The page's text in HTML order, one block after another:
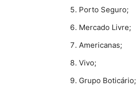
Porto Seguro;
Mercado Livre;
Americanas;
Vivo;
Grupo Boticário;